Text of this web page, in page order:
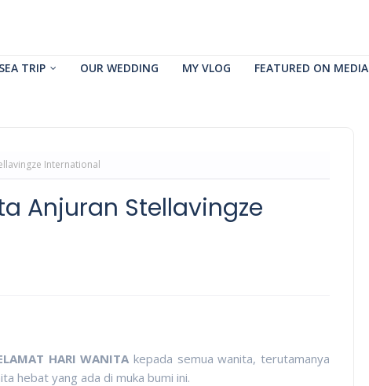
TRIP OUR WEDDING MY VLOG FEATURED ON MEDIA
International
Anjuran Stellavingze
HARI WANITA kepada semua wanita, terutamanya
hebat yang ada di muka bumi ini.